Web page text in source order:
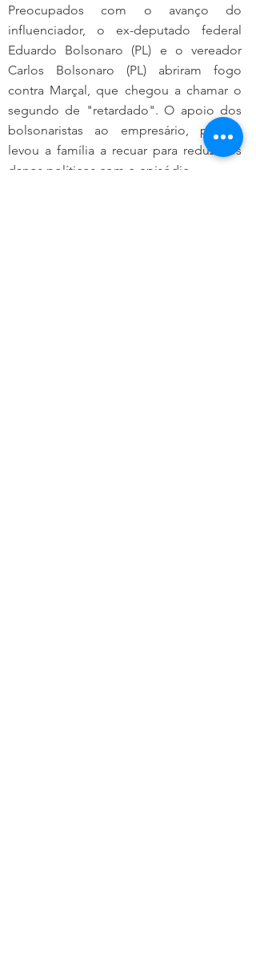
Preocupados com o avanço do
influenciador, o ex-deputado federal
Eduardo Bolsonaro (PL) e o vereador
Carlos Bolsonaro (PL) abriram fogo
contra Marçal, que chegou a chamar o
segundo de "retardado". O apoio dos
bolsonaristas ao empresário, porém,
levou a família a recuar para reduzir os
danos políticos com o episódio.